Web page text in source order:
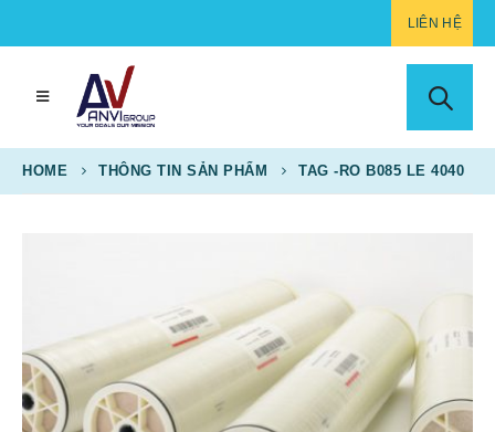
LIÊN HỆ
HOME THÔNG TIN SẢN PHẨM TAG - RO B085 LE 4040